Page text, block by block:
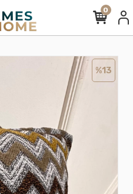
0
%13